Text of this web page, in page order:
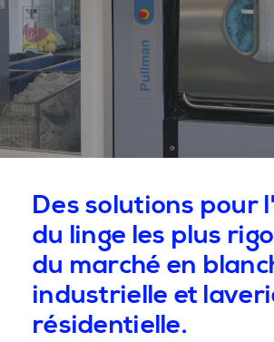
Des solutions pour
du linge les plus
du marché en
industrielle et
résidentielle.